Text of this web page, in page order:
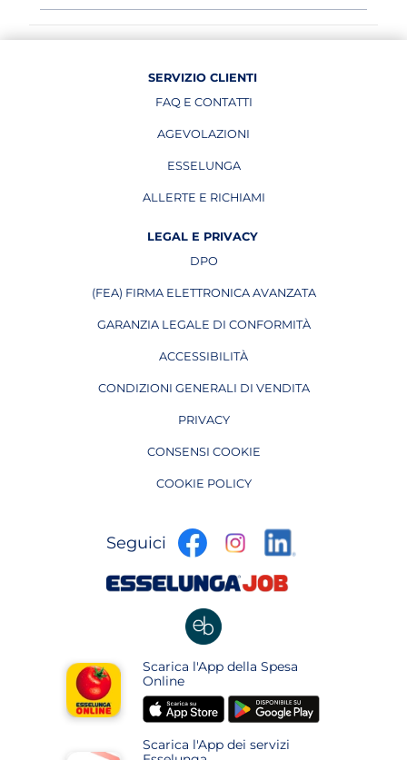
SERVIZIO CLIENTI
FAQ E CONTATTI
AGEVOLAZIONI
ESSELUNGA
APRE IN UNA NUOVA PAGINA
ALLERTE E RICHIAMI
APRE IN UNA NUOVA PAGINA
LEGAL E PRIVACY
DPO
APRE IN UNA NUOVA PAGINA
(FEA) FIRMA ELETTRONICA AVANZATA
APRE IN UNA NUOVA PAGINA
GARANZIA LEGALE DI CONFORMITÀ
ACCESSIBILITÀ
CONDIZIONI GENERALI DI VENDITA
PRIVACY
CONSENSI COOKIE
COOKIE POLICY
Seguici
apre
una
pagina
apre
una
in
pagina
in
una
nuova
pagina
Scarica l'App della Spesa
Online
apre
in
una
apre
in
una
Scarica l'App dei servizi